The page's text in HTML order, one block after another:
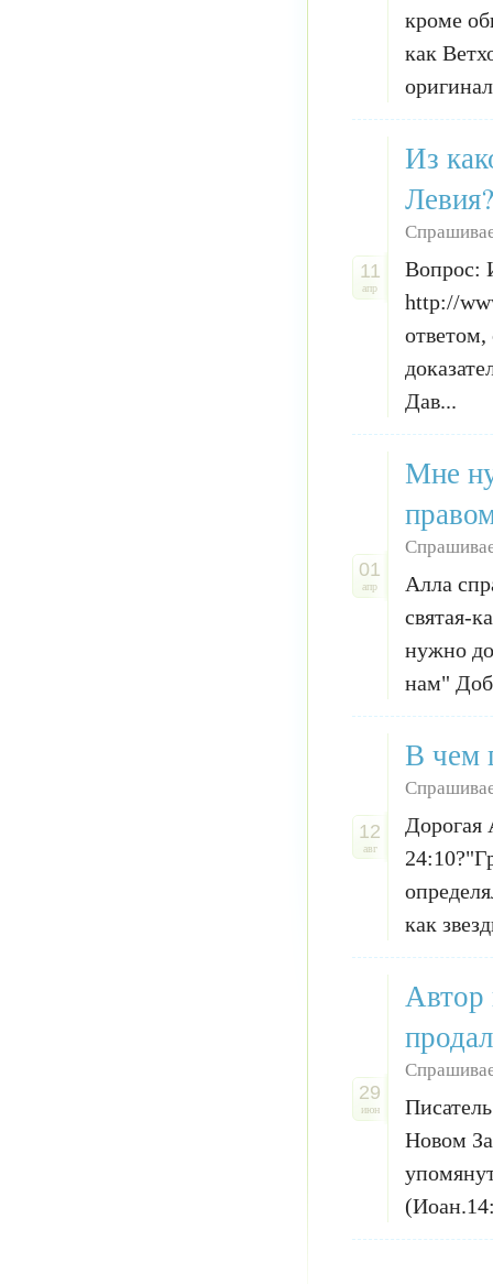
кроме
как
11
апр
Из
Вопрос:
http://
Дав...
01
апр
Мне
Алла
святая-
нужно
нам"
12
авг
В чем
Дорогая
как
29
июн
Автор
Новом